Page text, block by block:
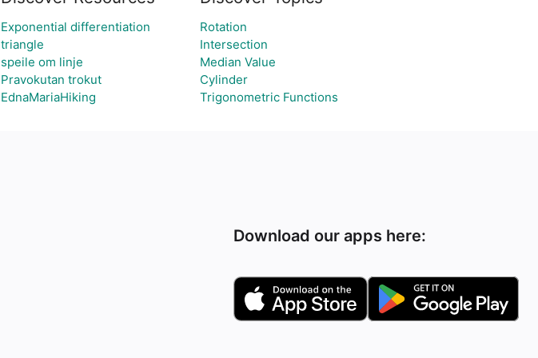
Exponential differentiation
triangle
speile om linje
Pravokutan trokut
EdnaMariaHiking
Rotation
Intersection
Median Value
Cylinder
Trigonometric Functions
Download our apps here: